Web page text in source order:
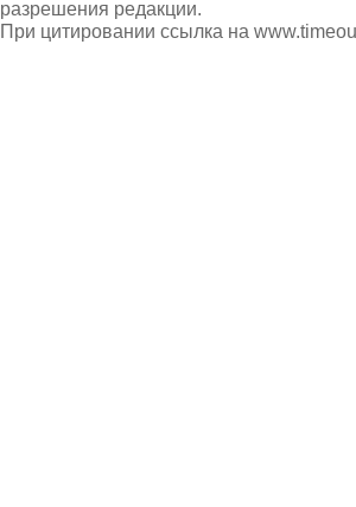
разрешения редакции.
При цитировании ссылка на